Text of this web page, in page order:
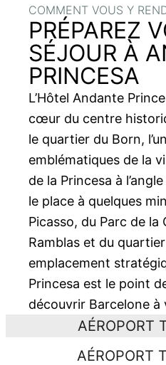
COMMENT VOUS Y
PRÉPAREZ
SÉJOUR À
PRINCESA
L’Hôtel Andante
cœur du centre
le quartier du Born,
emblématiques de la
de la Princesa à
le place à quelques
Picasso, du Parc de la
Ramblas et du
emplacement
Princesa est le point
découvrir Barcelone
AÉROPORT
AÉROPORT